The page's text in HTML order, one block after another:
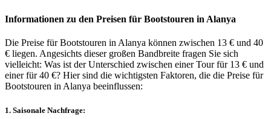
Informationen zu den Preisen für Bootstouren in Alanya
Die Preise für Bootstouren in Alanya können zwischen 13 € und 40
€ liegen. Angesichts dieser großen Bandbreite fragen Sie sich
vielleicht: Was ist der Unterschied zwischen einer Tour für 13 € und
einer für 40 €? Hier sind die wichtigsten Faktoren, die die Preise für
Bootstouren in Alanya beeinflussen:
1. Saisonale Nachfrage: